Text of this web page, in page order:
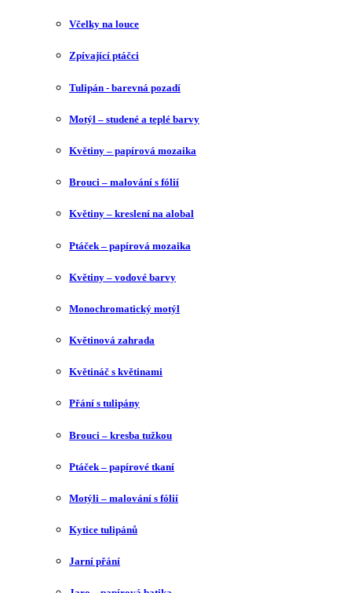
Včelky na louce
Zpívající ptáčci
Tulipán - barevná pozadí
Motýl – studené a teplé barvy
Květiny – papírová mozaika
Brouci – malování s fólií
Květiny – kreslení na alobal
Ptáček – papírová mozaika
Květiny – vodové barvy
Monochromatický motýl
Květinová zahrada
Květináč s květinami
Přání s tulipány
Brouci – kresba tužkou
Ptáček – papírové tkaní
Motýli – malování s fólií
Kytice tulipánů
Jarní přání